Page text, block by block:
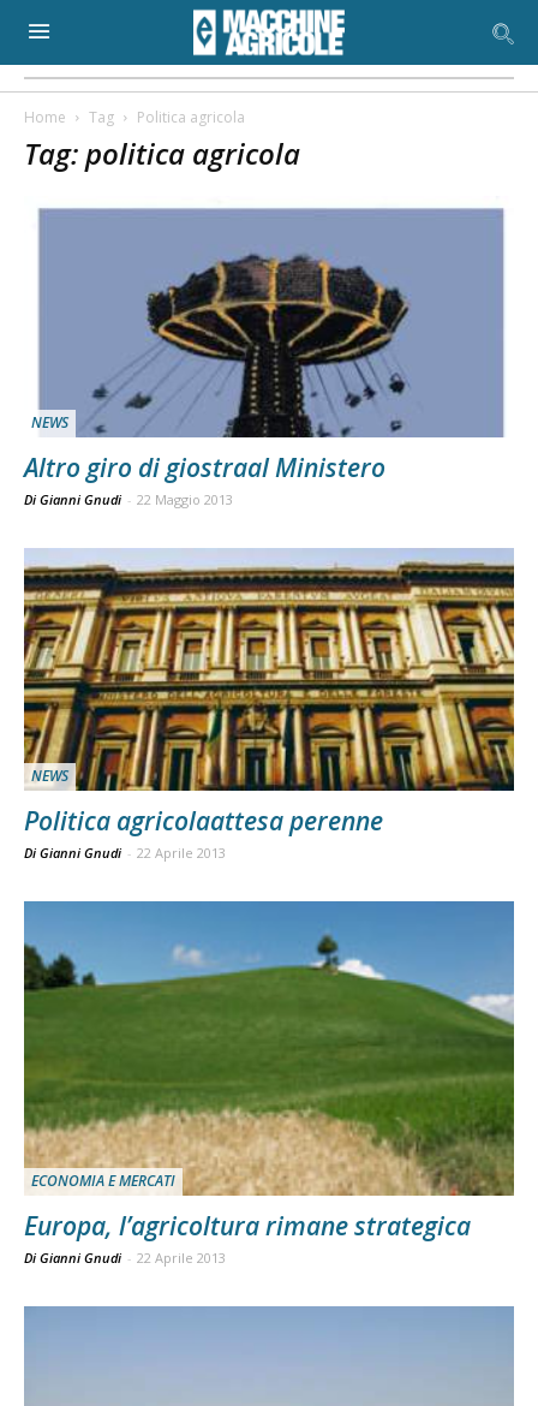
Home Tag Politica agricola
Tag: politica agricola
NEWS
Altro giro di giostraal Ministero
Di Gianni Gnudi - 22 Maggio 2013
NEWS
Politica agricolaattesa perenne
Di Gianni Gnudi - 22 Aprile 2013
ECONOMIA E MERCATI
Europa, l’agricoltura rimane strategica
Di Gianni Gnudi - 22 Aprile 2013